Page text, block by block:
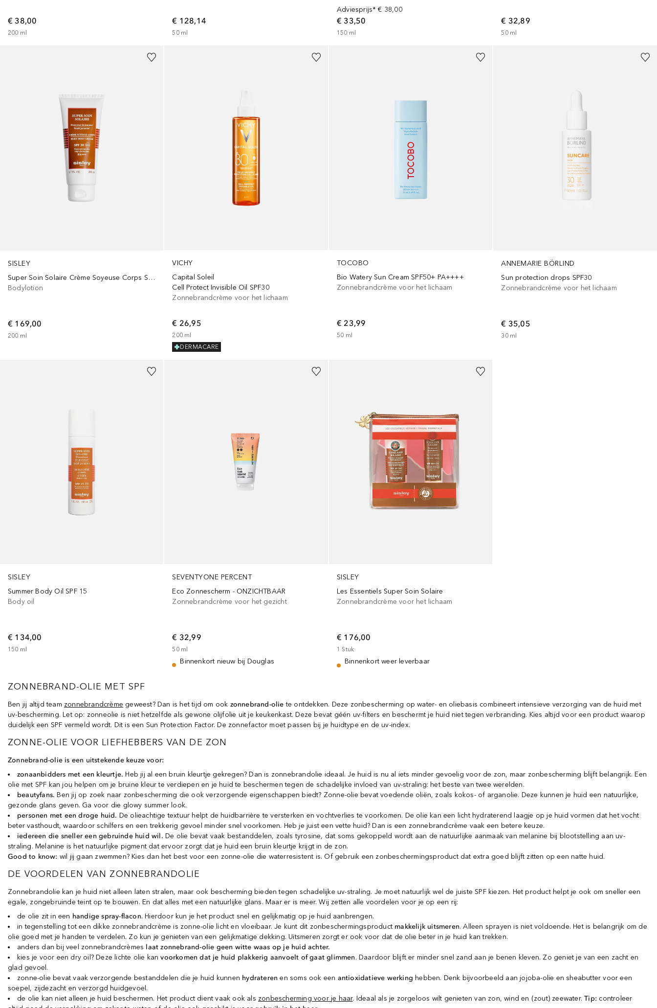
€ 38,00
200 ml
€ 128,14
50 ml
Adviesprijs* € 38,00
€ 33,50
150 ml
€ 32,89
50 ml
SISLEY
Super Soin Solaire Crème Soyeuse Corps SPF30
Bodylotion
€ 169,00
200 ml
VICHY
Capital Soleil
Cell Protect Invisible Oil SPF30
Zonnebrandcrème voor het lichaam
€ 26,95
200 ml
DERMACARE
TOCOBO
Bio Watery Sun Cream SPF50+ PA++++
Zonnebrandcrème voor het lichaam
€ 23,99
50 ml
ANNEMARIE BÖRLIND
Sun protection drops SPF30
Zonnebrandcrème voor het lichaam
€ 35,05
30 ml
SISLEY
Summer Body Oil SPF 15
Body oil
€ 134,00
150 ml
SEVENTYONE PERCENT
Eco Zonnescherm - ONZICHTBAAR
Zonnebrandcrème voor het gezicht
€ 32,99
50 ml
Binnenkort nieuw bij Douglas
SISLEY
Les Essentiels Super Soin Solaire
Zonnebrandcrème voor het lichaam
€ 176,00
1 Stuk
Binnenkort weer leverbaar
ZONNEBRAND-OLIE MET SPF
Ben jij altijd team zonnebrandcrème geweest? Dan is het tijd om ook zonnebrand-olie te ontdekken. Deze zonbescherming op water- en oliebasis combineert intensieve verzorging van de huid met
uv-bescherming. Let op: zonneolie is niet hetzelfde als gewone olijfolie uit je keukenkast. Deze bevat géén uv-filters en beschermt je huid niet tegen verbranding. Kies altijd voor een product waarop
duidelijk een SPF vermeld wordt. Dit is een Sun Protection Factor. De zonnefactor moet passen bij je huidtype en de uv-index.
ZONNE-OLIE VOOR LIEFHEBBERS VAN DE ZON
Zonnebrand-olie is een uitstekende keuze voor:
zonaanbidders met een kleurtje. Heb jij al een bruin kleurtje gekregen? Dan is zonnebrandolie ideaal. Je huid is nu al iets minder gevoelig voor de zon, maar zonbescherming blijft belangrijk. Een
olie met SPF kan jou helpen om je bruine kleur te verdiepen en je huid te beschermen tegen de schadelijke invloed van uv-straling: het beste van twee werelden.
beautyfans. Ben jij op zoek naar zonbescherming die ook verzorgende eigenschappen biedt? Zonne-olie bevat voedende oliën, zoals kokos- of arganolie. Deze kunnen je huid een natuurlijke,
gezonde glans geven. Ga voor die glowy summer look.
personen met een droge huid. De olieachtige textuur helpt de huidbarrière te versterken en vochtverlies te voorkomen. De olie kan een licht hydraterend laagje op je huid vormen dat het vocht
beter vasthoudt, waardoor schilfers en een trekkerig gevoel minder snel voorkomen. Heb je juist een vette huid? Dan is een zonnebrandcrème vaak een betere keuze.
iedereen die sneller een gebruinde huid wil. De olie bevat vaak bestanddelen, zoals tyrosine, dat soms gekoppeld wordt aan de natuurlijke aanmaak van melanine bij blootstelling aan uv-
straling. Melanine is het natuurlijke pigment dat ervoor zorgt dat je huid een bruin kleurtje krijgt in de zon.
Good to know: wil jij gaan zwemmen? Kies dan het best voor een zonne-olie die waterresistent is. Of gebruik een zonbeschermingsproduct dat extra goed blijft zitten op een natte huid.
DE VOORDELEN VAN ZONNEBRANDOLIE
Zonnebrandolie kan je huid niet alleen laten stralen, maar ook bescherming bieden tegen schadelijke uv-straling. Je moet natuurlijk wel de juiste SPF kiezen. Het product helpt je ook om sneller een
egale, zongebruinde teint op te bouwen. En dat alles met een natuurlijke glans. Maar er is meer. Wij zetten alle voordelen voor je op een rij:
de olie zit in een handige spray-flacon. Hierdoor kun je het product snel en gelijkmatig op je huid aanbrengen.
in tegenstelling tot een dikke zonnebrandcrème is zonne-olie licht en vloeibaar. Je kunt dit zonbeschermingsproduct makkelijk uitsmeren. Alleen sprayen is niet voldoende. Het is belangrijk om de
olie goed met je handen te verdelen. Zo kun je genieten van een gelijkmatige dekking. Uitsmeren zorgt er ook voor dat de olie beter in je huid kan trekken.
anders dan bij veel zonnebrandcrèmes laat zonnebrand-olie geen witte waas op je huid achter.
kies je voor een dry oil? Deze lichte olie kanvoorkomen dat je huid plakkerig aanvoelt of gaat glimmen. Daardoor blijft er minder snel zand aan je benen kleven. Zo geniet je van een zacht en
glad gevoel.
zonne-olie bevat vaak verzorgende bestanddelen die je huid kunnen hydrateren en soms ook een antioxidatieve werking hebben. Denk bijvoorbeeld aan jojoba-olie en sheabutter voor een
soepel, zijdezacht en verzorgd huidgevoel.
de olie kan niet alleen je huid beschermen. Het product dient vaak ook als zonbescherming voor je haar. Ideaal als je zorgeloos wilt genieten van zon, wind en (zout) zeewater.Tip: controleer